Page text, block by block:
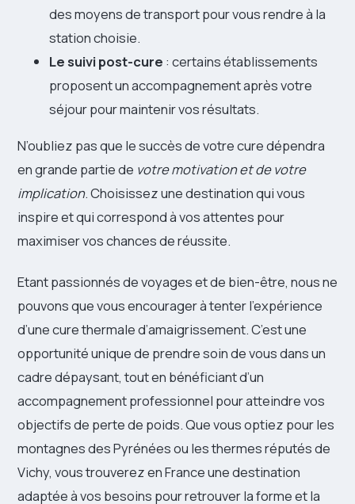
des moyens de transport pour vous rendre à la
station choisie.
Le suivi post-cure : certains établissements
proposent un accompagnement après votre
séjour pour maintenir vos résultats.
N’oubliez pas que le succès de votre cure dépendra
en grande partie de votre motivation et de votre
implication. Choisissez une destination qui vous
inspire et qui correspond à vos attentes pour
maximiser vos chances de réussite.
Etant passionnés de voyages et de bien-être, nous ne
pouvons que vous encourager à tenter l’expérience
d’une cure thermale d’amaigrissement. C’est une
opportunité unique de prendre soin de vous dans un
cadre dépaysant, tout en bénéficiant d’un
accompagnement professionnel pour atteindre vos
objectifs de perte de poids. Que vous optiez pour les
montagnes des Pyrénées ou les thermes réputés de
Vichy, vous trouverez en France une destination
adaptée à vos besoins pour retrouver la forme et la